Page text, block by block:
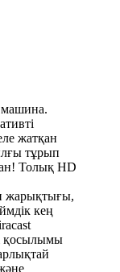
машина.
жатқан
тұрып
Толық HD
жарықтығы,
кең
қосылымы